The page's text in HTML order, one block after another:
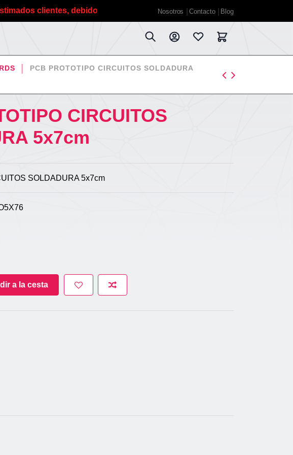
clientes, debido a las vacaciones de verano planificadas estaremos
Nosotros Contacto Blog
PCB PROTOTIPO CIRCUITOS SOLDADURA
CIRCUITOS
5x7cm
SOLDADURA 5x7cm
a la cesta